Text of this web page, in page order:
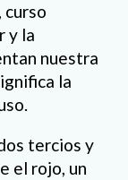
curso
y la
nuestra
la
tercios y
el rojo, un